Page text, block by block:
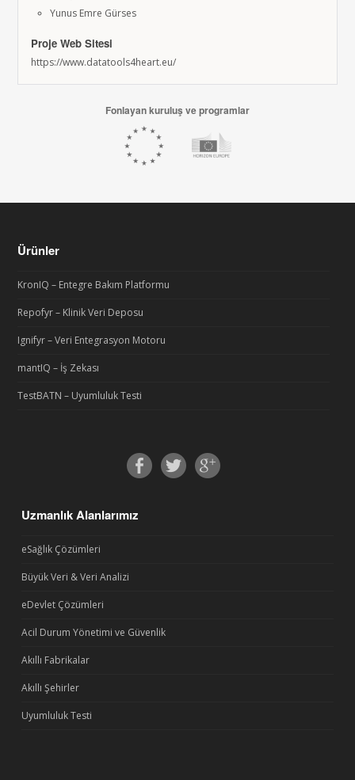
Yunus Emre Gürses
Proje Web Sitesi
https://www.datatools4heart.eu/
Fonlayan kuruluş ve programlar
Ürünler
KronIQ – Entegre Bakım Platformu
Repofyr – Klinik Veri Deposu
Ignifyr – Veri Entegrasyon Motoru
mantIQ – İş Zekası
TestBATN – Uyumluluk Testi
Uzmanlık Alanlarımız
eSağlık Çözümleri
Büyük Veri & Veri Analizi
eDevlet Çözümleri
Acil Durum Yönetimi ve Güvenlik
Akıllı Fabrikalar
Akıllı Şehirler
Uyumluluk Testi